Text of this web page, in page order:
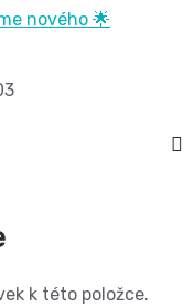
nového 🌟
k této položce.